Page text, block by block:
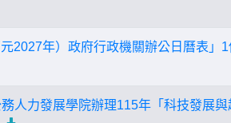
2027年）政府行政機關辦公日曆表」1
人力發展學院辦理115年「科技發展